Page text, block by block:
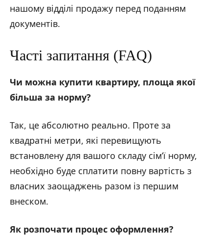
нашому відділі продажу перед поданням
документів.
Часті запитання (FAQ)
Чи можна купити квартиру, площа якої
більша за норму?
Так, це абсолютно реально. Проте за
квадратні метри, які перевищують
встановлену для вашого складу сім’ї норму,
необхідно буде сплатити повну вартість з
власних заощаджень разом із першим
внеском.
Як розпочати процес оформлення?